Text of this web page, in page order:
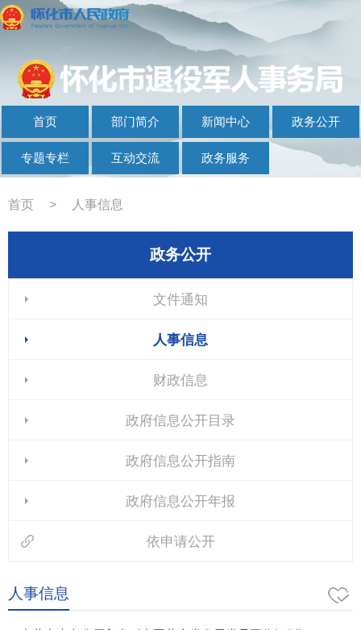
首页 部门简介 新闻中心 政务公开
专题专栏 互动交流 政务服务
首页 > 人事信息
政务公开
文件通知
人事信息
财政信息
政府信息公开目录
政府信息公开指南
政府信息公开年报
依申请公开
人事信息